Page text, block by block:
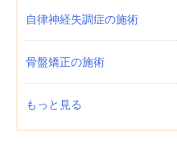
自律神経失調症の施術
骨盤矯正の施術
もっと見る